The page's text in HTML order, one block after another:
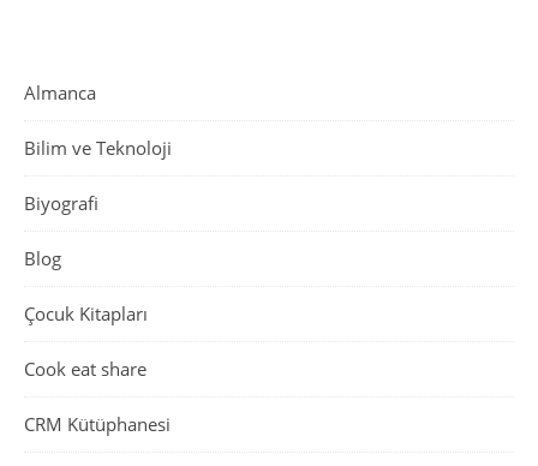
Almanca
Bilim ve Teknoloji
Biyografi
Blog
Çocuk Kitapları
Cook eat share
CRM Kütüphanesi